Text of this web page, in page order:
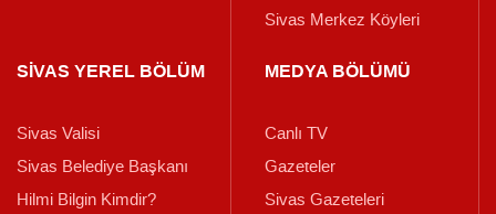
Sivas Merkez Köyleri
SİVAS YEREL BÖLÜM
Sivas Valisi
Sivas Belediye Başkanı
Hilmi Bilgin Kimdir?
MEDYA BÖLÜMÜ
Canlı TV
Gazeteler
Sivas Gazeteleri